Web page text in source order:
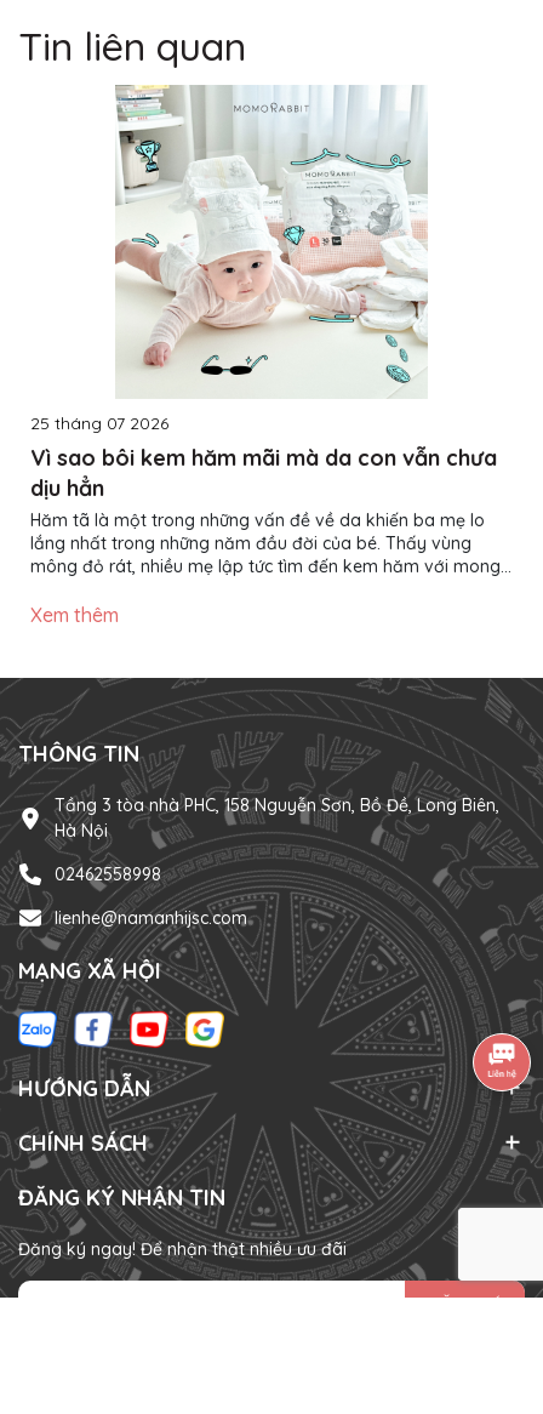
Tin liên quan
25 tháng 07 2026
Vì sao bôi kem hăm mãi mà da con vẫn chưa
dịu hẳn
Hăm tã là một trong những vấn đề về da khiến ba mẹ lo
lắng nhất trong những năm đầu đời của bé. Thấy vùng
mông đỏ rát, nhiều mẹ lập tức tìm đến kem hăm với mong
không ít trường hợp đã bôi kem đều đặn nhiều ngày nhưng
không hiệu quả? Thực tế, kem hăm chỉ là một phần trong
quá trình chăm...
Xem thêm
THÔNG TIN
Tầng 3 tòa nhà PHC, 158 Nguyễn Sơn, Bồ Đề, Long Biên,
Hà Nội
02462558998
lienhe@namanhijsc.com
MẠNG XÃ HỘI
HƯỚNG DẪN
CHÍNH SÁCH
ĐĂNG KÝ NHẬN TIN
Đăng ký ngay! Để nhận thật nhiều ưu đãi
ĐĂNG KÝ